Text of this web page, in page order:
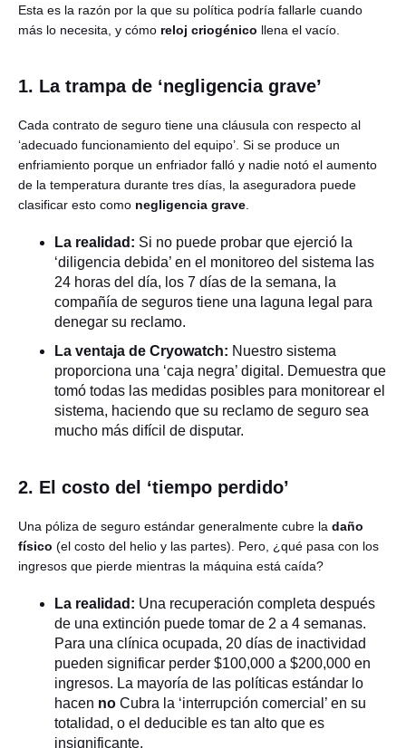
Esta es la razón por la que su política podría fallarle cuando
más lo necesita, y cómo reloj criogénico llena el vacío.
1. La trampa de ‘negligencia grave’
Cada contrato de seguro tiene una cláusula con respecto al
‘adecuado funcionamiento del equipo’. Si se produce un
enfriamiento porque un enfriador falló y nadie notó el aumento
de la temperatura durante tres días, la aseguradora puede
clasificar esto como negligencia grave
La realidad: Si no puede probar que ejerció la
‘diligencia debida’ en el monitoreo del sistema las
24 horas del día, los 7 días de la semana, la
compañía de seguros tiene una laguna legal para
denegar su reclamo.
La ventaja de Cryowatch: Nuestro sistema
proporciona una ‘caja negra’ digital. Demuestra que
tomó todas las medidas posibles para monitorear el
sistema, haciendo que su reclamo de seguro sea
mucho más difícil de disputar.
2. El costo del ‘tiempo perdido’
Una póliza de seguro estándar generalmente cubre la daño
físico (el costo del helio y las partes). Pero, ¿qué pasa con los
ingresos que pierde mientras la máquina está caída?
La realidad: Una recuperación completa después
de una extinción puede tomar de 2 a 4 semanas.
Para una clínica ocupada, 20 días de inactividad
pueden significar perder $100,000 a $200,000 en
ingresos. La mayoría de las políticas estándar lo
hacen no Cubra la ‘interrupción comercial’ en su
totalidad, o el deducible es tan alto que es
insignificante.